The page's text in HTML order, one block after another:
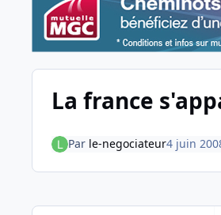
La france
Par le-negociateur4 juin